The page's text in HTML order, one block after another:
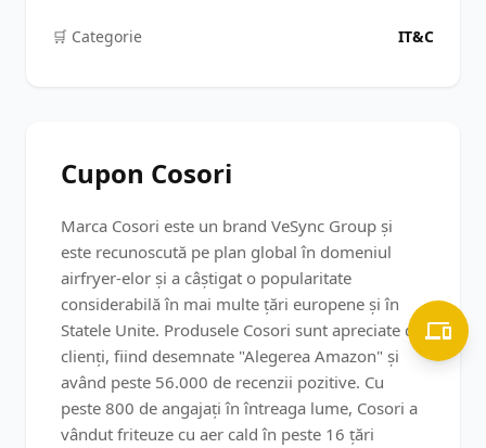
🛒️ Categorie IT&C
Cupon Cosori
Marca Cosori este un brand VeSync Group și
este recunoscută pe plan global în domeniul
airfryer-elor și a câștigat o popularitate
considerabilă în mai multe țări europene și în
Statele Unite. Produsele Cosori sunt apreciate de
clienți, fiind desemnate "Alegerea Amazon" și
având peste 56.000 de recenzii pozitive. Cu
peste 800 de angajați în întreaga lume, Cosori a
vândut friteuze cu aer cald în peste 16 țări